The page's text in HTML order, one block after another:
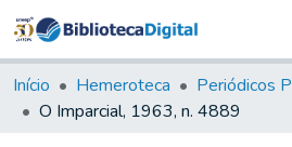
&
Coleções
Tudo na
Início Hemeroteca Periódicos
O Imparcial, 1963, n. 4889